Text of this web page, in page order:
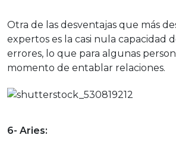
Otra de las desventajas que más
expertos es la casi nula capacidad
errores, lo que para algunas
momento de entablar relaciones.
6- Aries: